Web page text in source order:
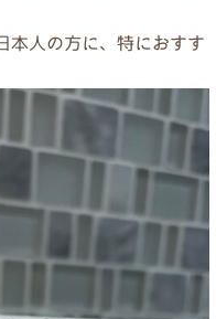
本人の方に、特におすす